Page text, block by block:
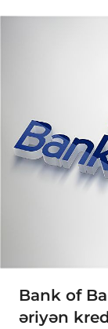
Bank of
əriyən